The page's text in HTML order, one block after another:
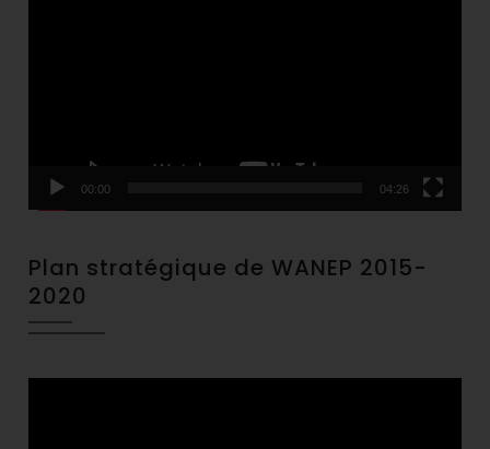
00:00 04:26
Plan stratégique de WANEP 2015-
2020